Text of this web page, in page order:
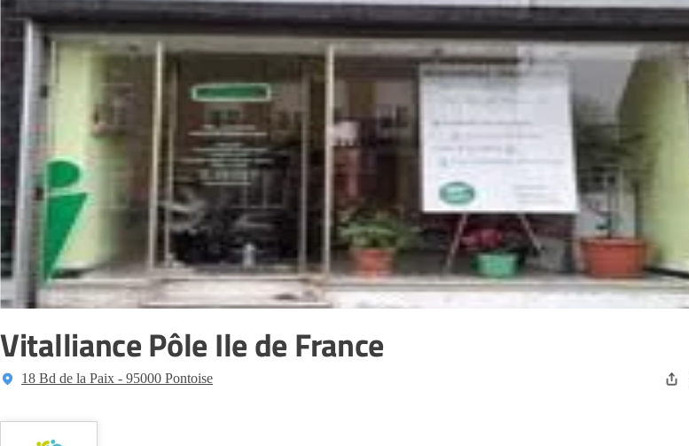
Vitalliance Pôle Ile de France
18 Bd de la Paix - 95000 Pontoise